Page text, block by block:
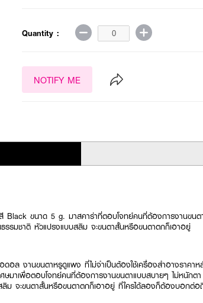
Quantity :
NOTIFY ME
Black ขนาด 5 g. มาสคาร่าที่ตอบโจทย์คนที่ต้องการงานขนต
รรมชาติ หัวแปรงแบบสลิม จะขนตาสั้นหรือขนตาตกก็เอาอยู่
อดอล งานขนตาหรูดูแพง ที่ไม่จำเป็นต้องใช้เครื่องสำอางราค
ษมาเพื่อตอบโจทย์คนที่ต้องการงานขนตาแบบสบายๆ ไม่หนักตา
ลิม จะขนตาสั้นหรือขนตาตกก็เอาอยู่ ที่ใครได้ลองก็ต้องบอกต่